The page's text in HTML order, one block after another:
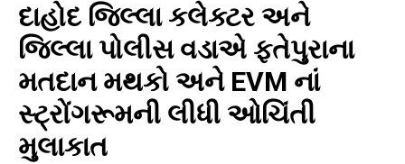
દાહોદ જિલ્લા કલેક્ટર અને
જિલ્લા પોલીસ વડાએ ફતેપુરાના
મતદાન મથકો અને EVM નાં
સ્ટ્રોંગરૂમની લીધી ઓચિંતી
મુલાકાત